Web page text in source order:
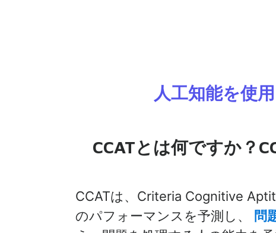
人工知能を使
CCATとは何ですか？
CCATは、Criteria Cognitive
のパフォーマンスを予測し、
問